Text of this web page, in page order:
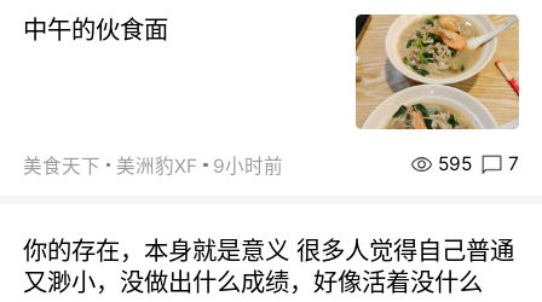
中午的伙食面
美食天下 美洲豹XF 9小时前 595 7
你的存在，本身就是意义 很多人觉得自己普通
又渺小，没做出什么成绩，好像活着没什么